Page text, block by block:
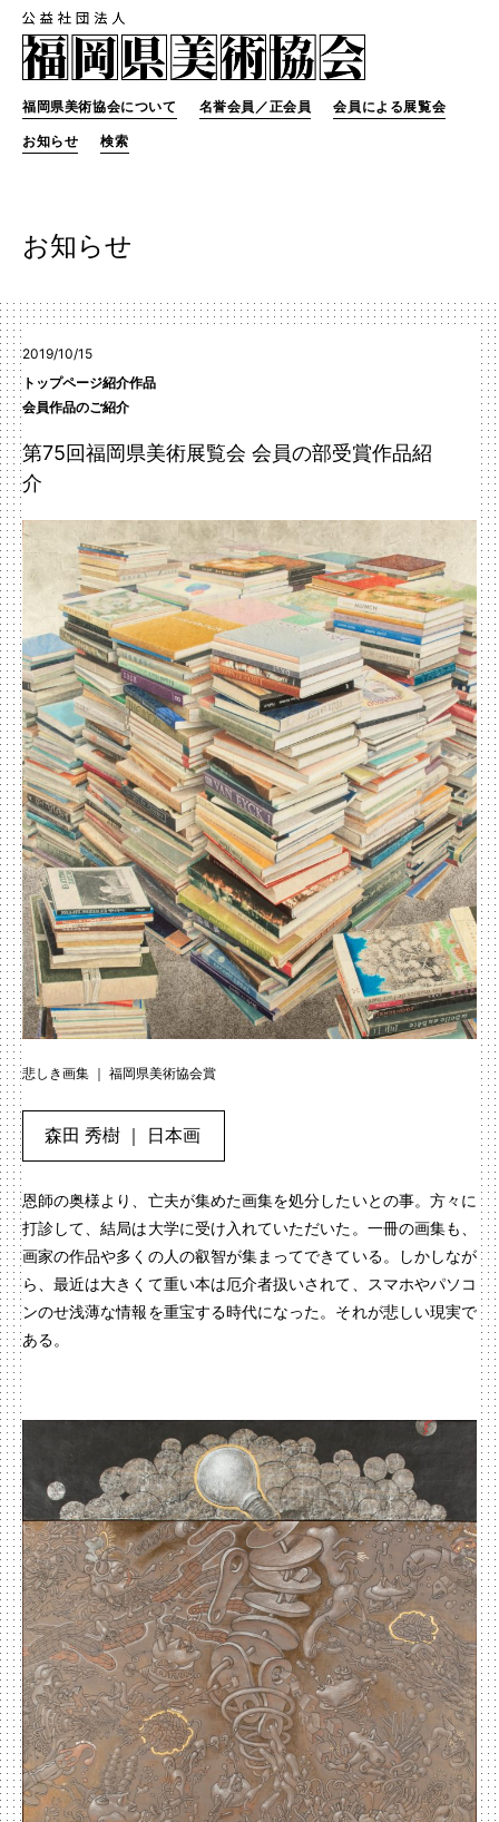
福岡県美術協会について 名誉会員／正会員 会員による展覧会
お知らせ 検索
お知らせ
2019/10/15
トップページ紹介作品
会員作品のご紹介
第75回福岡県美術展覧会 会員の部受賞作品紹
介
悲しき画集 ｜ 福岡県美術協会賞
森田 秀樹 ｜ 日本画
恩師の奥様より、亡夫が集めた画集を処分したいとの事。方々に
打診して、結局は大学に受け入れていただいた。一冊の画集も、
画家の作品や多くの人の叡智が集まってできている。しかしなが
ら、最近は大きくて重い本は厄介者扱いされて、スマホやパソコ
ンのせ浅薄な情報を重宝する時代になった。それが悲しい現実で
ある。